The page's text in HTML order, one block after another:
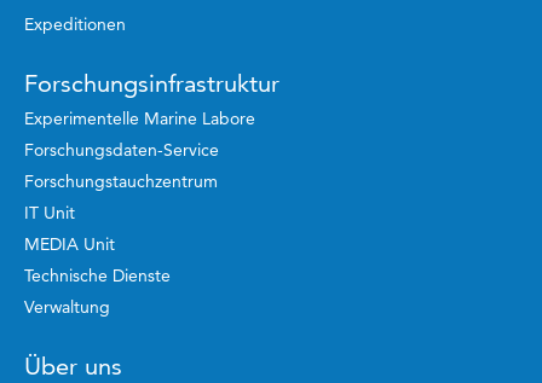
Expeditionen
Forschungsinfrastruktur
Experimentelle Marine Labore
Forschungsdaten-Service
Forschungstauchzentrum
IT Unit
MEDIA Unit
Technische Dienste
Verwaltung
Über uns